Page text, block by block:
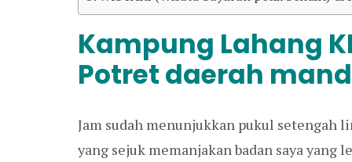
Kampung Lahang
Potret daerah
Jam sudah menunjukkan pukul setengah
yang sejuk memanjakan badan saya yang